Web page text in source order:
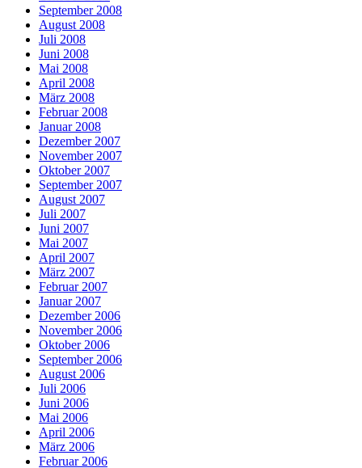
September 2008
August 2008
Juli 2008
Juni 2008
Mai 2008
April 2008
März 2008
Februar 2008
Januar 2008
Dezember 2007
November 2007
Oktober 2007
September 2007
August 2007
Juli 2007
Juni 2007
Mai 2007
April 2007
März 2007
Februar 2007
Januar 2007
Dezember 2006
November 2006
Oktober 2006
September 2006
August 2006
Juli 2006
Juni 2006
Mai 2006
April 2006
März 2006
Februar 2006